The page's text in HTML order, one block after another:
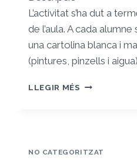
L’activitat s’ha dut a
de l’aula. A cada
una cartolina blanca i
(pintures, pinzells i
LLEGIR MÉS
NO CATEGORITZAT